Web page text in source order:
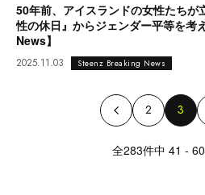
50年前、アイスランドの女性たちが
性の休日』からジェンダー平等を
News】
2025.11.03 Steenz Breaking News
2 3
全283件中 41 -